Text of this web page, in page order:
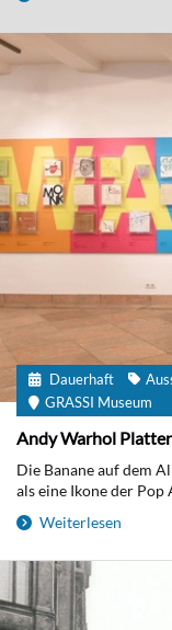
Dauerhaft
GRASSI Museum
Andy Warhol
Die Banane auf dem
als eine Ikone der Pop
Weiterlesen